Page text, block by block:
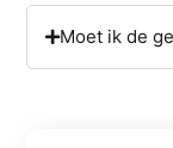
Moet ik de